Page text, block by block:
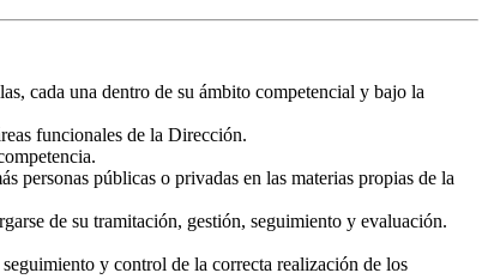
cada una dentro de su ámbito competencial y bajo la
funcionales de la Dirección.
personas públicas o privadas en las materias propias de la
de su tramitación, gestión, seguimiento y evaluación.
y control de la correcta realización de los